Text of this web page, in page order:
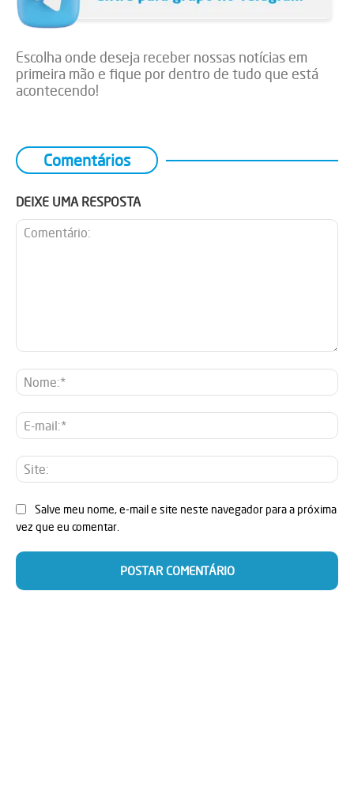
Escolha onde deseja receber nossas notícias em
primeira mão e fique por dentro de tudo que está
acontecendo!
Comentários
DEIXE UMA RESPOSTA
E-
Salve meu nome, e-mail e site neste navegador para a próxima
vez que eu comentar.